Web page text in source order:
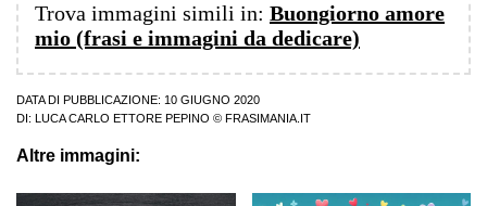
Trova immagini simili in: Buongiorno amore
mio (frasi e immagini da dedicare)
DATA DI PUBBLICAZIONE: 10 GIUGNO 2020
DI:
LUCA CARLO ETTORE PEPINO © FRASIMANIA.IT
Altre immagini: